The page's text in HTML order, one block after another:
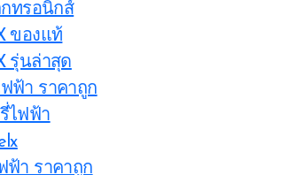
กทรอนิกส์
ของแท้
รุ่นล่าสุด
ฟ้า ราคาถูก
ไฟฟ้า
ฟ้า ราคาถูก